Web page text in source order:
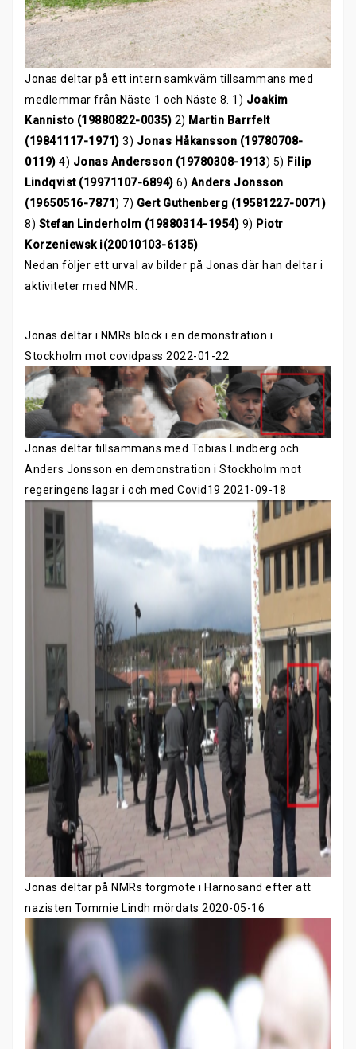
Jonas deltar på ett intern samkväm tillsammans med
medlemmar från Näste 1 och Näste 8. 1) Joakim
Kannisto (19880822-0035) 2) Martin Barrfelt
(19841117-1971) 3) Jonas Håkansson (19780708-
0119) 4) Jonas Andersson (19780308-1913) 5) Filip
Lindqvist (19971107-6894) 6) Anders Jonsson
(19650516-7871 ) 7) Gert Guthenberg (19581227-0071)
8) Stefan Linderholm (19880314-1954) 9) Piotr
Korzeniewsk i(20010103-6135)
Nedan följer ett urval av bilder på Jonas där han deltar i
aktiviteter med NMR.
Jonas deltar i NMRs block i en demonstration i
Stockholm mot covidpass 2022-01-22
Jonas deltar tillsammans med Tobias Lindberg och
Anders Jonsson en demonstration i Stockholm mot
regeringens lagar i och med Covid19 2021-09-18
Jonas deltar på NMRs torgmöte i Härnösand efter att
nazisten Tommie Lindh mördats 2020-05-16